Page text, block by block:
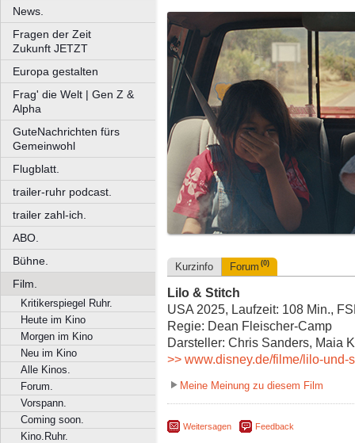
News.
Fragen der Zeit
Zukunft JETZT
Europa gestalten
Frag' die Welt | Gen Z &
Alpha
GuteNachrichten fürs
Gemeinwohl
Flugblatt.
trailer-ruhr podcast.
trailer zahl-ich.
ABO.
Bühne.
Film.
Kritikerspiegel Ruhr.
Heute im Kino
Morgen im Kino
Neu im Kino
Alle Kinos.
Forum.
Vorspann.
Coming soon.
Kino.Ruhr.
Kurzinfo Forum (0)
Lilo & Stitch
USA 2025, Laufzeit: 108 Min.,
Regie: Dean Fleischer-Camp
Darsteller: Chris Sanders, Maia
>> www.disney.de/filme/lilo-und-
Meine Meinung zu diesem Film
Weitersagen Feedback